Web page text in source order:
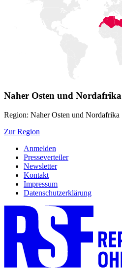
Naher Osten und Nordafrika
Region: Naher Osten und Nordafrika
Zur Region
Anmelden
Presseverteiler
Newsletter
Kontakt
Impressum
Datenschutzerklärung